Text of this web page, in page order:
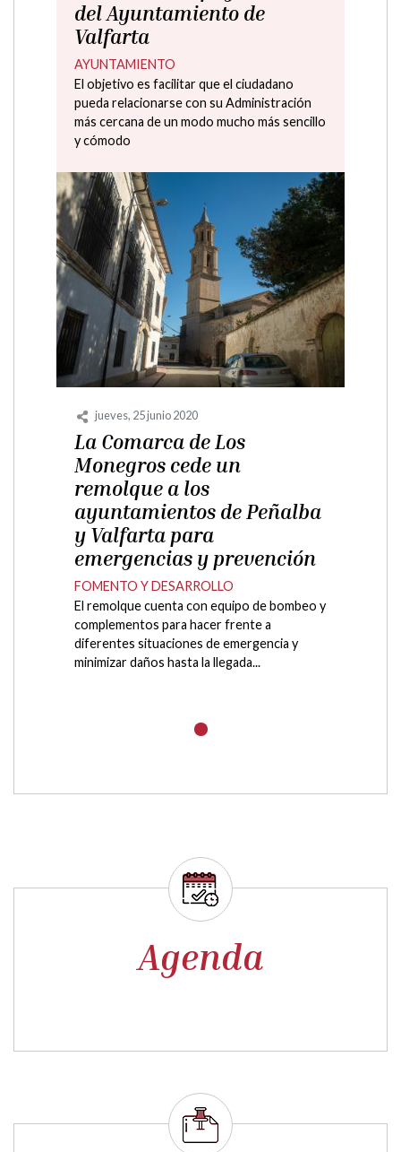
del Ayuntamiento de
Valfarta
AYUNTAMIENTO
El objetivo es facilitar que el ciudadano
pueda relacionarse con su Administración
más cercana de un modo mucho más sencillo
y cómodo
jueves, 25 junio 2020
La Comarca de Los
Monegros cede un
remolque a los
ayuntamientos de Peñalba
y Valfarta para
emergencias y prevención
FOMENTO Y DESARROLLO
El remolque cuenta con equipo de bombeo y
complementos para hacer frente a
diferentes situaciones de emergencia y
minimizar daños hasta la llegada...
Agenda